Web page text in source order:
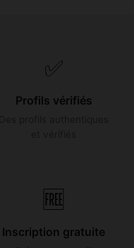
✅
Profils vérifiés
🆓
Inscription gratuite